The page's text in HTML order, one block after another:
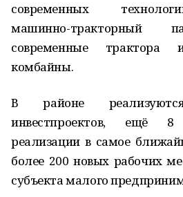
современных
машинно-тракторный
современные трактора
комбайны.
В районе
инвестпроектов, ещё
реализации в самое
более 200 новых рабочих
субъекта малого